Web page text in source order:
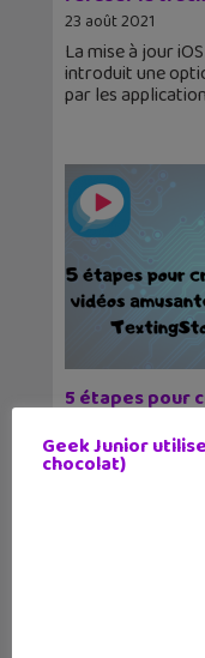
23 août 2021
La mise à jour
introduit une
par les
5 étapes pour
22 juin 2021
TextingStory est
discussions
Geek Junior
chocolat)